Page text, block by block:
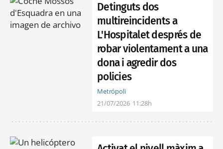
Detinguts dos
multireincidents a
L'Hospitalet després de
robar violentament a una
dona i agredir dos
policies
Metrópoli
21/07/2026 11:28h